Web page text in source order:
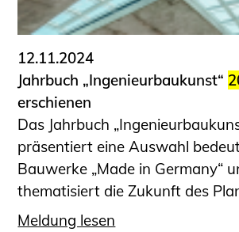
12.11.2024
Jahrbuch „Ingenieurbaukunst“
erschienen
Das Jahrbuch
präsentiert eine Auswahl
Bauwerke „Made in Germany“
thematisiert die Zukunft des
Meldung lesen